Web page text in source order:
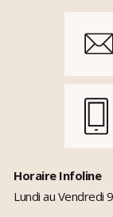
Horaire Infoline
Lundi au Vendredi